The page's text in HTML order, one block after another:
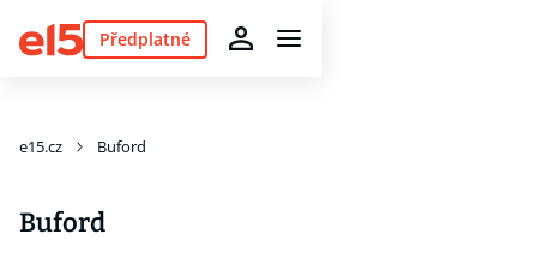
Předplatné
e15.cz Buford
Buford